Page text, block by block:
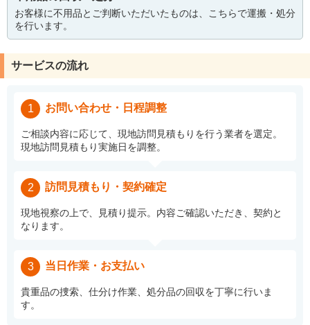
お客様に不用品とご判断いただいたものは、こちらで運搬・処分
を行います。
サービスの流れ
1 お問い合わせ・日程調整
ご相談内容に応じて、現地訪問見積もりを行う業者を選定。
現地訪問見積もり実施日を調整。
2 訪問見積もり・契約確定
現地視察の上で、見積り提示。内容ご確認いただき、契約と
なります。
3 当日作業・お支払い
貴重品の捜索、仕分け作業、処分品の回収を丁寧に行いま
す。